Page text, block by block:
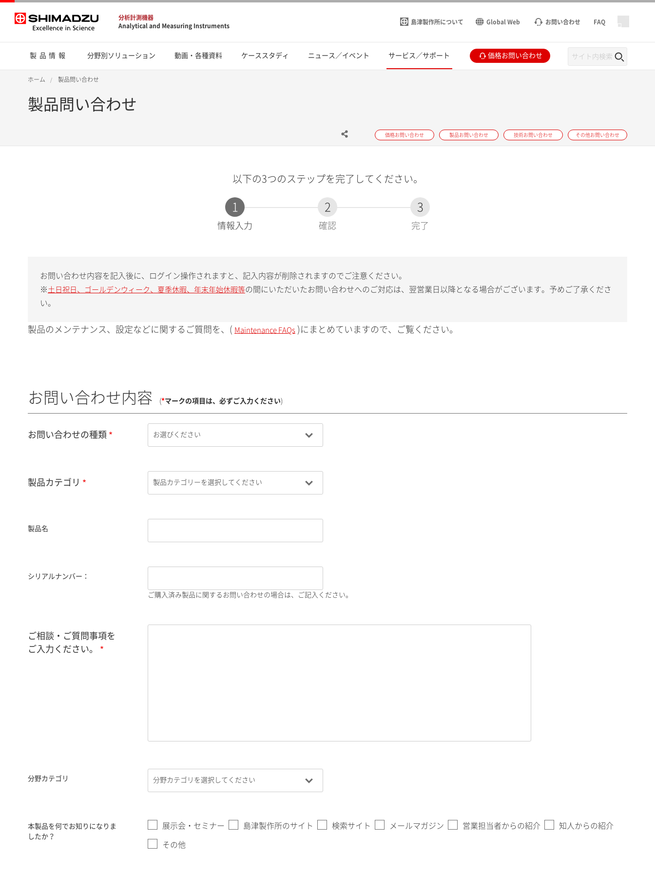
分析計測機器
Analytical and Measuring Instruments
島津製作所について Global Web お問い合わせ FAQ
製品情報 分野別ソリューション 動画・各種資料 ケーススタディ ニュース／イベント サービス／サポート 価格お問い合わせ
ホーム 製品問い合わせ
製品問い合わせ
価格お問い合わせ 製品お問い合わせ 技術お問い合わせ その他お問い合わせ
以下の3つのステップを完了してください。
1
現
情報入力
2
確認
3
完了
お問い合わせ内容を記入後に、ログイン操作されますと、記入内容が削除されますのでご注意ください。
※ 土日祝日、ゴールデンウィーク、夏季休暇、年末年始休暇等の間にいただいたお問い合わせへのご対応は、翌営業日以降となる場合がございます。予めご了承くださ
い。
製品のメンテナンス、設定などに関するご質問を、( Maintenance FAQs )にまとめていますので、ご覧ください。
お問い合わせ内容 (*マークの項目は、必ずご入力ください)
お問い合わせの種類
製品カテゴリ
製品名
シリアルナンバー：
ご購入済み製品に関するお問い合わせの場合は、ご記入ください。
ご相談・ご質問事項を
ご入力ください。
分野カテゴリ
本製品を何でお知りになりま
したか？
展示会・セミナー 島津製作所のサイト 検索サイト メールマガジン 営業担当者からの紹介 知人からの紹介
その他